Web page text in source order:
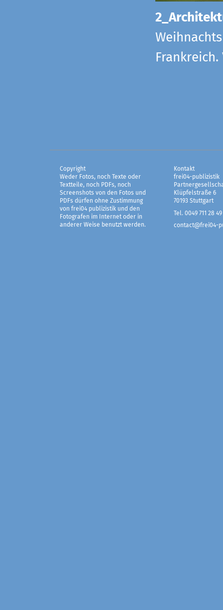
Copyright
Weder Fotos, noch Texte oder
Textteile, noch PDFs, noch
Screenshots von den Fotos und
PDFs dürfen ohne Zustimmung
von frei04 publizistik und den
Fotografen im Internet oder in
anderer Weise benutzt werden.
Kontakt
frei04-publizistik
Klüpfelstraße 6
70193 Stuttgart
Tel. 0049 711 28 49
contact@frei04-